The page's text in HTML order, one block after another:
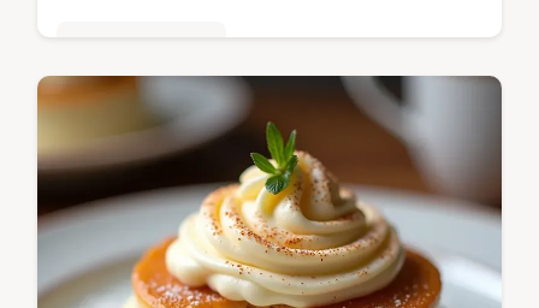
Réussissez la Mousse au Chocolat
classique riche et aérienne avec cette
recette détaillée Un dessert chocolat parfait
sans chichis